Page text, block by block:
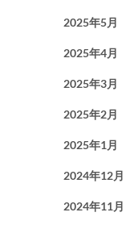
2025年5月
2025年4月
2025年3月
2025年2月
2025年1月
2024年12月
2024年11月